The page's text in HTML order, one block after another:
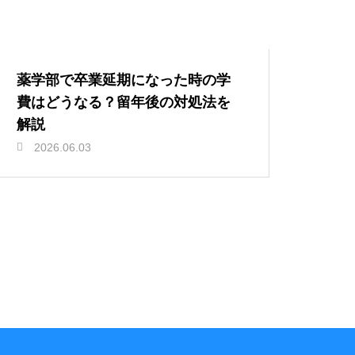
薬学部で卒業延期になった時の学
費はどうなる？留年後の対処法を
解説
2026.06.03